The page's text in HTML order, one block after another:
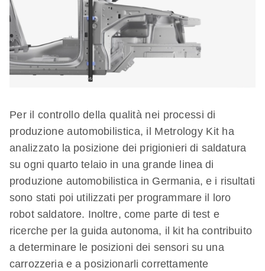
Per il controllo della qualità nei processi di
produzione automobilistica, il Metrology Kit ha
analizzato la posizione dei prigionieri di saldatura
su ogni quarto telaio in una grande linea di
produzione automobilistica in Germania, e i risultati
sono stati poi utilizzati per programmare il loro
robot saldatore. Inoltre, come parte di test e
ricerche per la guida autonoma, il kit ha contribuito
a determinare le posizioni dei sensori su una
carrozzeria e a posizionarli correttamente